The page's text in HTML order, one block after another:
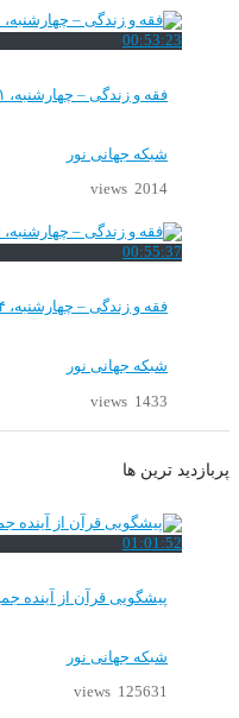
00:53:23
فقه و زندگی – چهارشنبه، ۲۱ تیر ۱۴۰۲
شبکه جهانی نور
2014 views
00:55:37
فقه و زندگی – چهارشنبه، ۱۴ تیر ۱۴۰۲
شبکه جهانی نور
1433 views
پربازدید ترین ها
01:01:52
پیشگویی قرآن از آینده
شبکه جهانی نور
125631 views